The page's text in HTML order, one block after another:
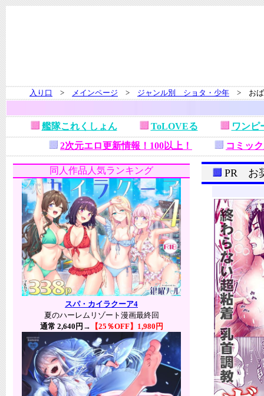
入り口 > メインページ > ジャンル別 ショタ・少年 > おば
艦隊これくしょん ToLOVEる
ワンピ
2次元エロ更新情報！100以上！
コミッ